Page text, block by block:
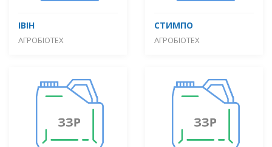
ІВІН
АГРОБІОТЕХ
СТИМПО
АГРОБІОТЕХ